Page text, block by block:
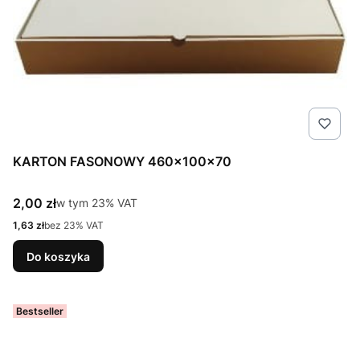
KARTON FASONOWY 460x100x70
Cena brutto
2,00 złw tym %s VAT
w tym 23% VAT
Cena netto
1,63 złbez 23% VAT
Do koszyka
Bestseller